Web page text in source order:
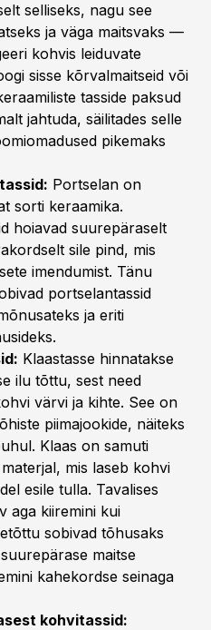
selliseks, nagu see
ja väga maitsvaks —
kohvis leiduvate
sisse kõrvalmaitseid või
tasside paksud
jahtuda, säilitades selle
pikemaks
Portselan on
sorti keraamika.
hoiavad suurepäraselt
sile pind, mis
imendumist. Tänu
portselantassid
ja eriti
Klaastasse hinnatakse
ilu tõttu, sest need
värvi ja kihte. See on
piimajookide, näiteks
Klaas on samuti
mis laseb kohvi
esile tulla. Tavalises
aga kiiremini kui
sobivad tõhusaks
maitse
kahekordse seinaga
kohvitassid: